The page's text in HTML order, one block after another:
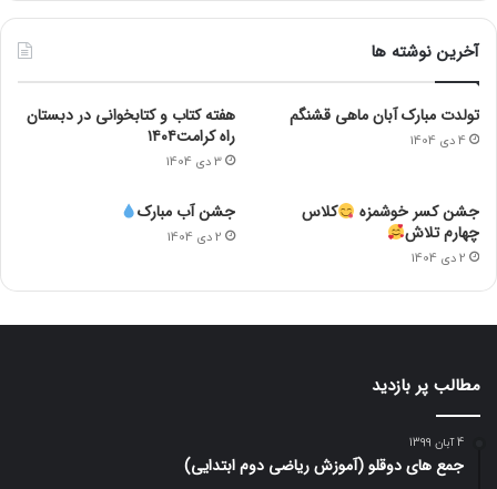
آخرین نوشته ها
تولدت مبارک آبان ماهی قشنگم
4 دی 1404
هفته کتاب و کتابخوانی در دبستان
راه کرامت۱۴۰۴
3 دی 1404
جشن کسر خوشمزه
کلاس
چهارم تلاش
2 دی 1404
جشن آب مبارک
2 دی 1404
مطالب پر بازدید
4 آبان 1399
جمع های دوقلو (آموزش ریاضی دوم ابتدایی)